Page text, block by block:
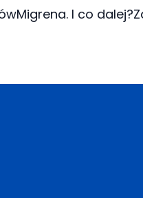
Migrena. I co dalej?